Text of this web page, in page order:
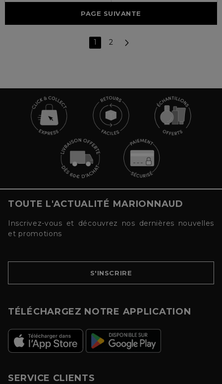
PAGE SUIVANTE
1 2
TOUTE L'ACTUALITÉ MARIONNAUD
Inscrivez-vous et découvrez nos dernières nouvelles
et promotions
S'INSCRIRE
TÉLÉCHARGEZ NOTRE APPLICATION
SERVICE CLIENTS